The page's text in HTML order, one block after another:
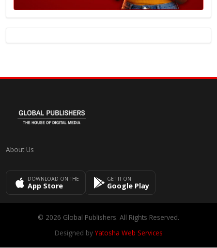
About Us
DOWNLOAD ON THE
App Store
GET IT ON
Google Play
© 2026 Global Publishers. All Rights Reserved.
Designed byYatosha Web Services